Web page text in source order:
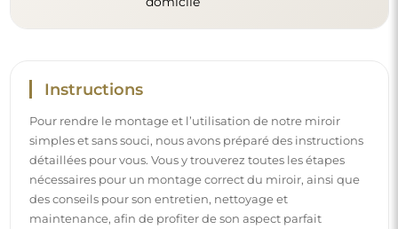
Suivez-nous et restez informé
promotions, découvrez les tendances déco et trouvez
des idées pour de beaux intérieurs. Rejoignez notre
communauté et découvrez ce que nous préparons
spécialement pour vous !